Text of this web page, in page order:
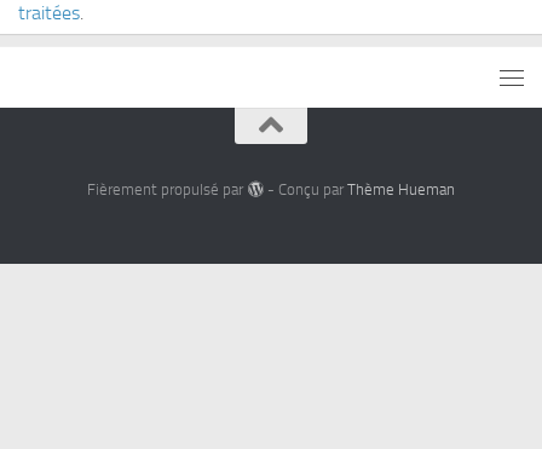
traitées.
Fièrement propulsé par - Conçu par Thème Hueman